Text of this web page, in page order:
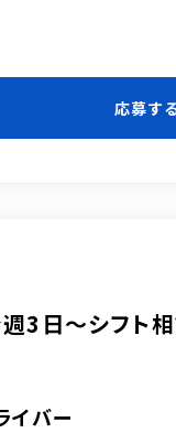
応募す
週3日～シフト
イバー